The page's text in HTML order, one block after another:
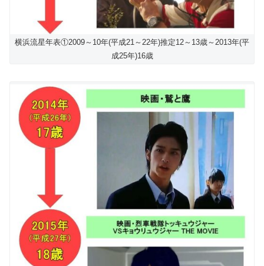
横浜流星年表①2009～10年(平成21～22年)推定12～13歳～2013年(平
成25年)16歳